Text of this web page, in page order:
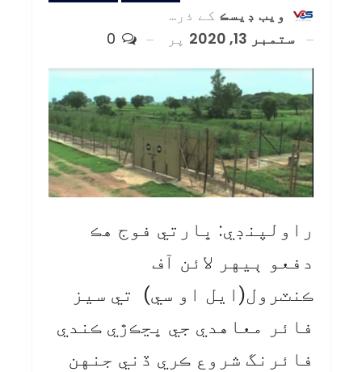
ويب ڊيسڪ کے ذریعہ
ستمبر 13, 2020
پر
راولپنڊي: ڀارتي فوج هڪ
دفعو ٻيهر لائن آف
ڪنٽرول(ايل او سي) تي سيز
فائر معاهدي جي ڀڃڪڙي ڪندي
فائرنگ شروع ڪري ڏني جنهن